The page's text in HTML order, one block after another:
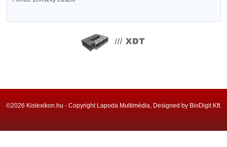
©2026 Kislexikon.hu - Copyright Lapoda Multimédia, Designed by BioDigit Kft.